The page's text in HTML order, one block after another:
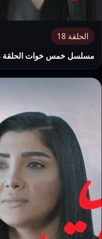
الحلقة 18
مسلسل خمس خوات الحلقة 18 الثامنة عشر HD